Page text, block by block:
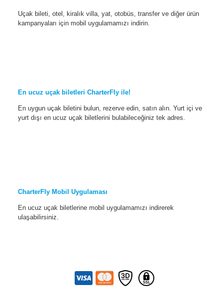
Uçak bileti, otel, kiralık villa, yat, otobüs, transfer ve diğer ürün
kampanyaları için mobil uygulamamızı indirin.
En ucuz uçak biletleri CharterFly ile!
En uygun uçak biletini bulun, rezerve edin, satın alın. Yurt içi ve
yurt dışı en ucuz uçak biletlerini bulabileceğiniz tek adres.
CharterFly Mobil Uygulaması
En ucuz uçak biletlerine mobil uygulamamızı indirerek
ulaşabilirsiniz.